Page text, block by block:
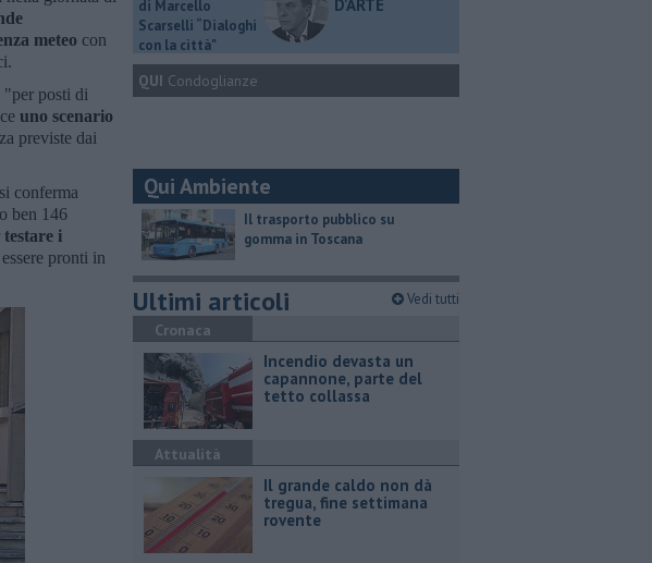
meteo con
"per posti di
uno scenario
previste dai
conferma
ben 146
testare i
pronti in
di Marcello
Scarselli “Dialoghi
con la città"
D'ARTE
QUI Condoglianze
Qui Ambiente
​Il trasporto pubblico su
gomma in Toscana
Ultimi articoli Vedi tutti
Cronaca
Incendio devasta un
capannone, parte del
tetto collassa
Attualità
Il grande caldo non dà
tregua, fine settimana
rovente